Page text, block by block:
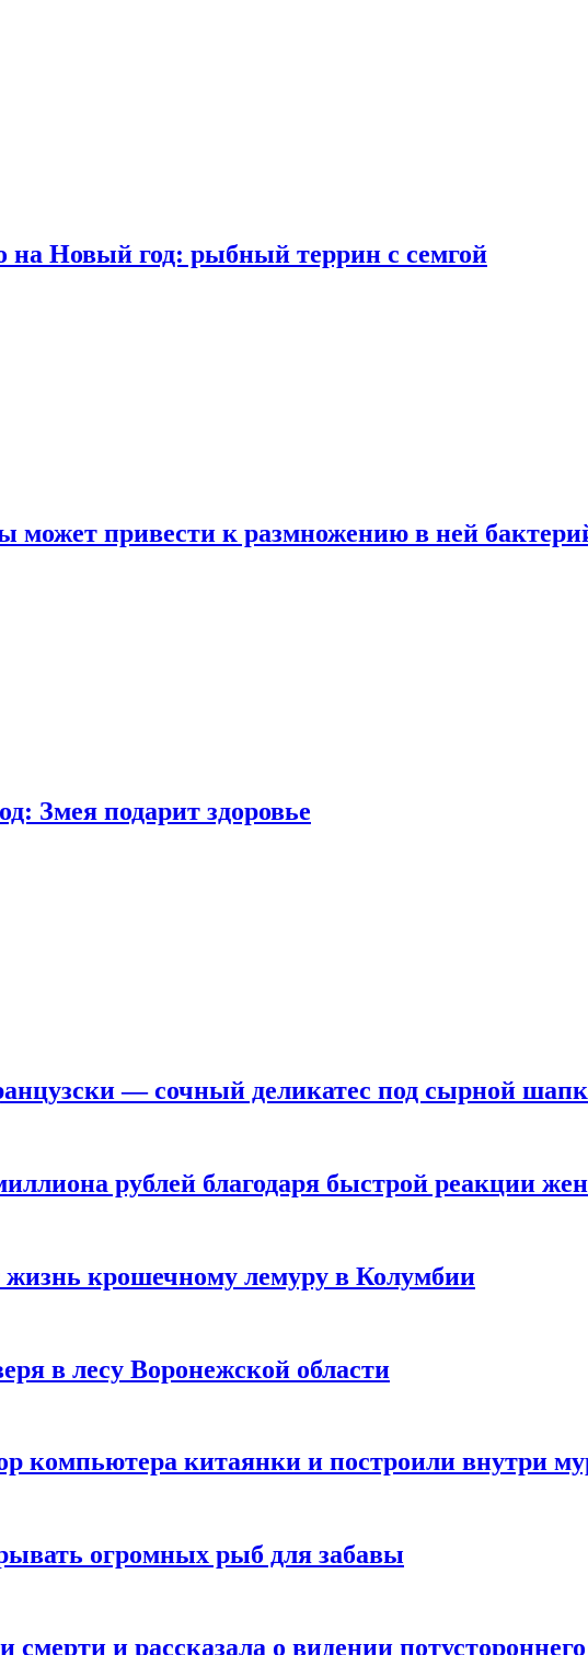
на Новый год: рыбный террин с семгой
может привести к размножению в ней
Змея подарит здоровье
— сочный деликатес под сырной
рублей благодаря быстрой реакции
крошечному лемуру в Колумбии
в лесу Воронежской области
компьютера китаянки и построили внутри
огромных рыб для забавы
и рассказала о видении